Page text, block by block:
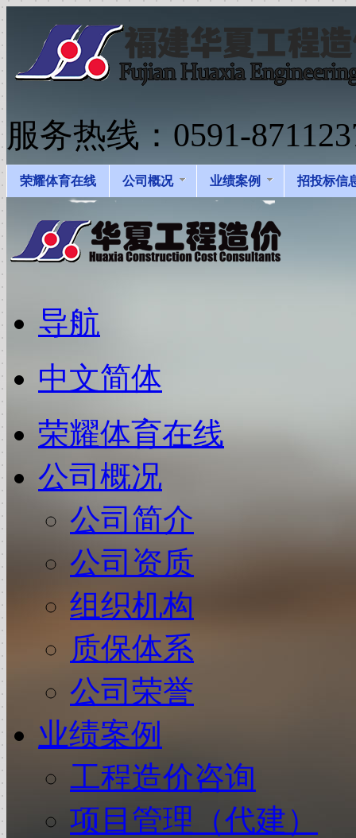
服务热线：0591-
荣耀体育在线 公司概况 业绩案例 招投标信
导航
中文简体
荣耀体育在线
公司概况
公司简介
公司资质
组织机构
质保体系
公司荣誉
业绩案例
工程造价咨询
项目管理（代建）